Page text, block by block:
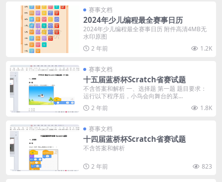
赛事文档
2024年少儿编程最全赛事日历
2024年少儿编程最全赛事日历 附件高清4MB无
水印原图
2 年前
1.2K
赛事文档
十五届蓝桥杯Scratch省赛试题
不含答案和解析 一、选择题 第一题 题目要求：
运行以下程序后，小鸟会向舞台的某...
2 年前
1.8K
赛事文档
十四届蓝桥杯Scratch省赛试题
不含答案和解析
2 年前 823